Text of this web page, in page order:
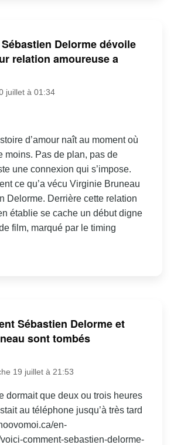
Delorme dévoile
relation amoureuse a
juillet à 01:34
d’amour naît au moment où
moins. Pas de plan, pas de
une connexion qui s’impose.
ce qu’a vécu Virginie Bruneau
Delorme. Derrière cette relation
établie se cache un début digne
film, marqué par le timing
Sébastien Delorme et
sont tombés
19 juillet à 21:53
dormait que deux ou trois heures
au téléphone jusqu’à très tard
en-
comment-sebastien-delorme-